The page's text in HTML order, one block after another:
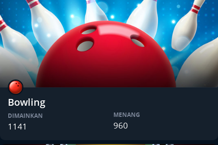
Bowling
DIMAINKAN
1141
MENANG
960